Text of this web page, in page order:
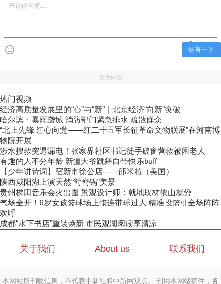
畅言一下
暂无评论
热门视频
经济高质量发展里的“心”与“新”｜北京经济“向新”突破
哈尔滨：暴雨袭城 消防部门紧急排水 疏散群众
“北上先锋 红心向党——红二十五军长征革命文物联展”在河南博
物院开展
涉水搜救突遇漏电！张家界社区书记徒手破窗营救被困老人
有趣的人不分年龄 新疆大爷跳舞自带快乐buff
【少年讲诗词】宿新市徐公店——邵米粒（美国）
陕西咸阳湖上演天然“鸳鸯锅”美景
贵州梯田音乐会火出圈 景观设计师：就地取材依山就势
气场全开！6岁女孩篮球场上接连带球过人 精准投篮引全场阵阵
欢呼
成都“水下书店”重装焕新 市民观湖阅读享清凉
关于我们 About us 联系我们
本网站所刊载信息，不代表中新社和中新网观点。 刊用本网站稿件，务